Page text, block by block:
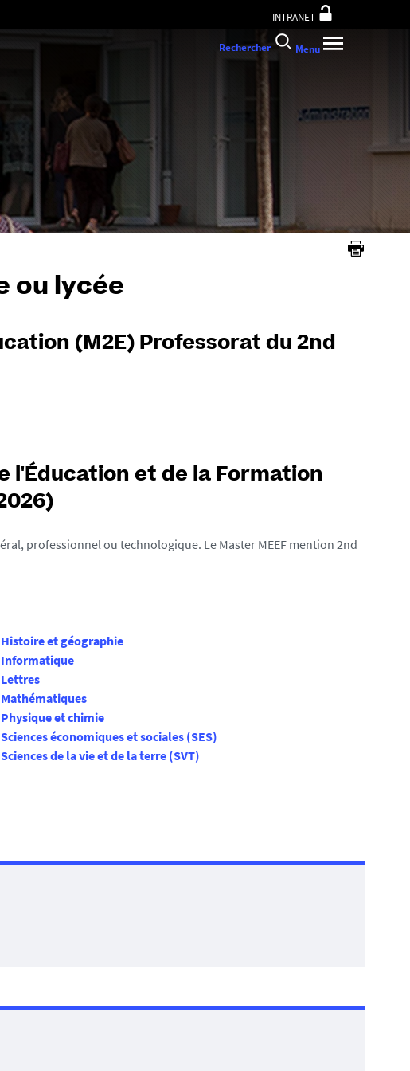
INTRANET
Rechercher Menu
ou lycée
(M2E) Professorat du 2nd
l'Éducation et de la Formation
professionnel ou technologique. Le Master MEEF mention 2nd
Histoire et géographie
Informatique
Lettres
Mathématiques
Physique et chimie
Sciences économiques et sociales (SES)
Sciences de la vie et de la terre (SVT)